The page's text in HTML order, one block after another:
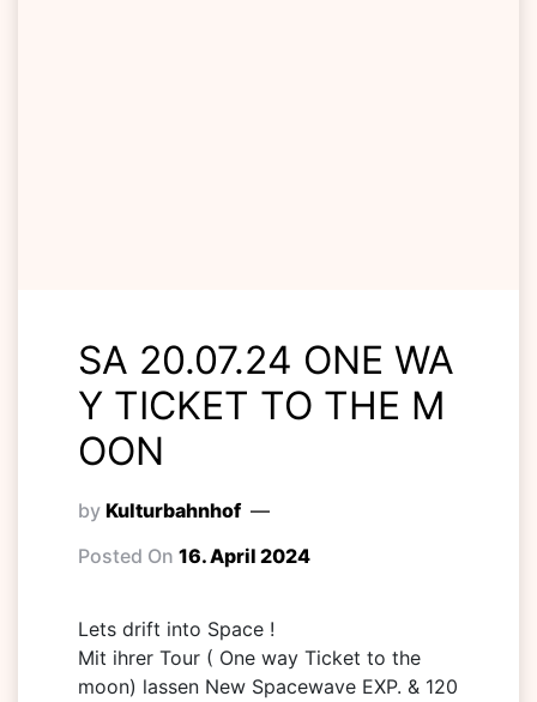
SA 20.07.24 ONE WA
Y TICKET TO THE M
OON
by Kulturbahnhof
Posted On 16. April 2024
Lets drift into Space !
Mit ihrer Tour ( One way Ticket to the
moon) lassen New Spacewave EXP. & 120